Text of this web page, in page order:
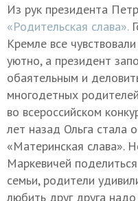
Из рук президента
«Родительская слава».
Кремле все
уютно, а президент
обаятельным и
многодетных
во всероссийском
лет назад Ольга стала
«Материнская слава».
Маркевичей
семьи, родители
любить друг друга